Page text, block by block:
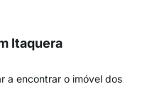
Itaquera
a encontrar o imóvel dos